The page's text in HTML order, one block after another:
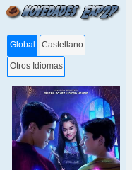
Global Castellano
Otros Idiomas